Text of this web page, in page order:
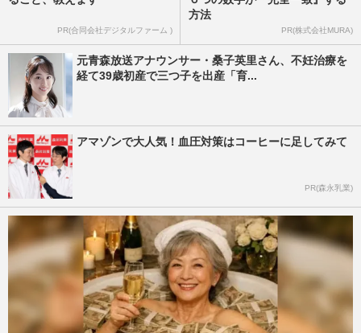
PR(合同会社デジタルファーム )
方法
PR(株式会社MURA)
元青森放送アナウンサー・桑子英里さん、不妊治療を
経て39歳初産で三つ子を出産「育...
アマゾンで大人気！血圧対策はコーヒーに足してみて
PR(森永乳業)